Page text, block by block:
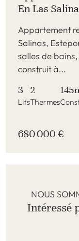
En Las
Appartement
Salinas,
salles de
construit à...
3
Lits
2
Thermes
680 000 €
NOUS
Intéressé